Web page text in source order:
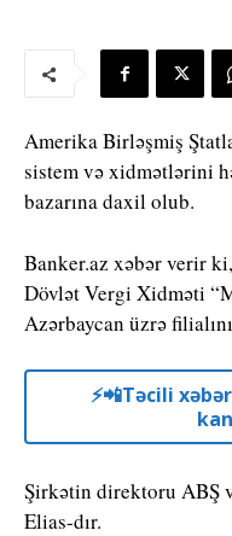
Amerika Birləşmiş
sistem və xidmətlərini
bazarına daxil olub.
Banker.az xəbər verir
Dövlət Vergi Xidməti
Azərbaycan üzrə
⚡️📲Təcili
Şirkətin direktoru ABŞ
Elias-dır.